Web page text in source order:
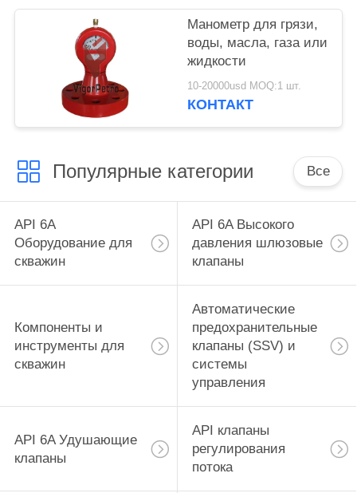
Манометр для грязи,
воды, масла, газа или
жидкости
10-20000usd MOQ:1 шт.
КОНТАКТ
Популярные категории Все
API 6A
Оборудование для
скважин
API 6A Высокого
давления шлюзовые
клапаны
Компоненты и
инструменты для
скважин
Автоматические
предохранительные
клапаны (SSV) и
системы
управления
API 6A Удушающие
клапаны
API клапаны
регулирования
потока